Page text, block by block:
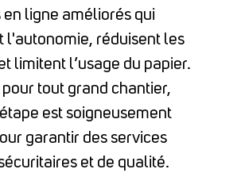
en ligne améliorés qui
l'autonomie, réduisent les
limitent l’usage du papier.
tout grand chantier,
est soigneusement
garantir des services
et de qualité.